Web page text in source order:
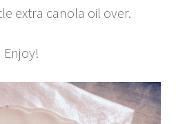
extra canola oil over.
Enjoy!